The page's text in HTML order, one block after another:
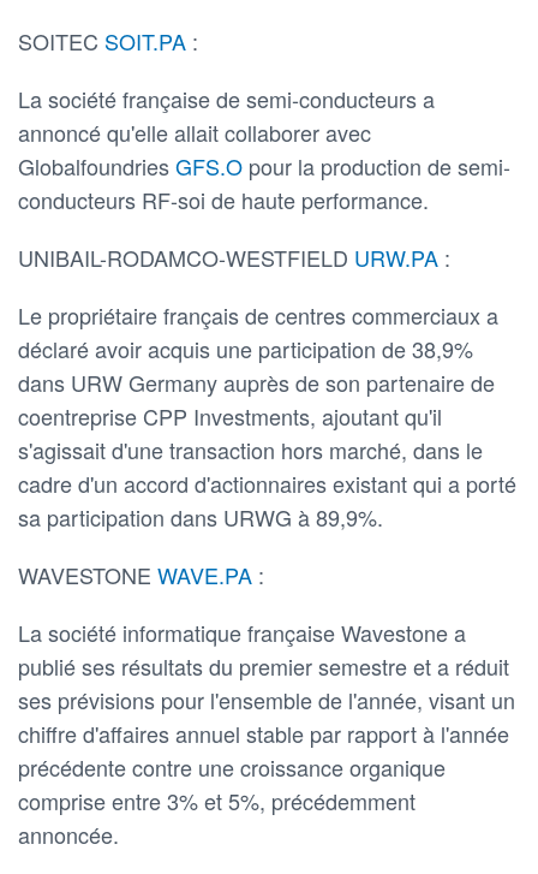
SOITEC SOIT.PA :
La société française de semi-conducteurs a
annoncé qu'elle allait collaborer avec
GlobalfoundriesGFS.O pour la production de semi-
conducteurs RF-soi de haute performance.
UNIBAIL-RODAMCO-WESTFIELD URW.PA :
Le propriétaire français de centres commerciaux a
déclaré avoir acquis une participation de 38,9%
dans URW Germany auprès de son partenaire de
coentreprise CPP Investments, ajoutant qu'il
s'agissait d'une transaction hors marché, dans le
cadre d'un accord d'actionnaires existant qui a porté
sa participation dans URWG à 89,9%.
WAVESTONE WAVE.PA :
La société informatique française Wavestone a
publié ses résultats du premier semestre et a réduit
ses prévisions pour l'ensemble de l'année, visant un
chiffre d'affaires annuel stable par rapport à l'année
précédente contre une croissance organique
comprise entre 3% et 5%, précédemment
annoncée.